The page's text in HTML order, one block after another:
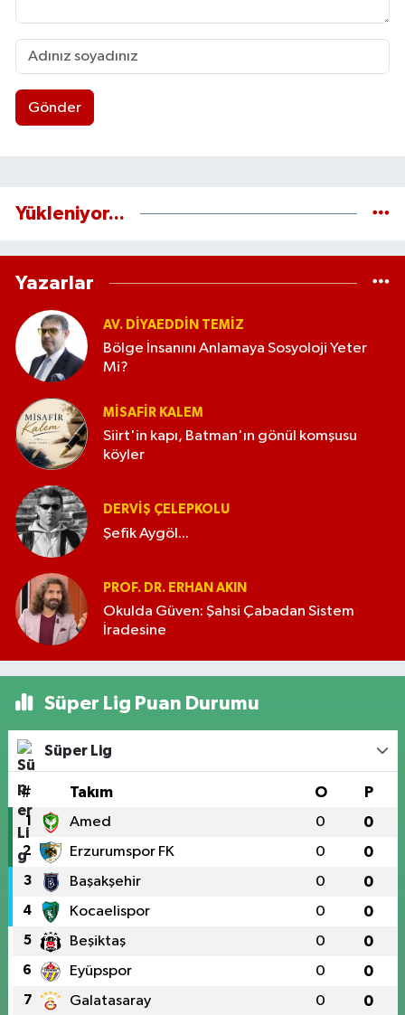
Gönder
Yükleniyor...
Yazarlar
AV. DIYAEDDIN TEMIZ
Bölge İnsanını Anlamaya Sosyoloji Yeter
Mi?
MISAFIR KALEM
Siirt'in kapı, Batman'ın gönül komşusu
köyler
DERVIŞ ÇELEPKOLU
Şefik Aygöl...
PROF. DR. ERHAN AKIN
Okulda Güven: Şahsi Çabadan Sistem
İradesine
Süper Lig Puan Durumu
Süper Lig
# Takım O P
1 Amed 0 0
2 Erzurumspor FK 0 0
3 Başakşehir 0 0
4 Kocaelispor 0 0
5 Beşiktaş 0 0
6 Eyüpspor 0 0
7 Galatasaray 0 0